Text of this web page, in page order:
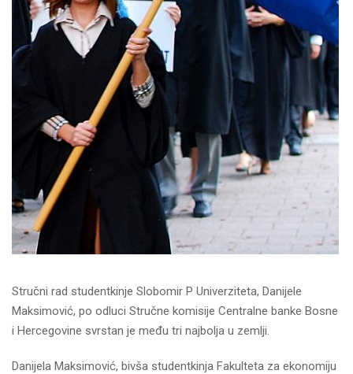
Stručni rad studentkinje Slobomir P Univerziteta, Danijele
Maksimović, po odluci Stručne komisije Centralne banke Bosne
i Hercegovine svrstan je među tri najbolja u zemlji.
Danijela Maksimović, bivša studentkinja Fakulteta za ekonomiju